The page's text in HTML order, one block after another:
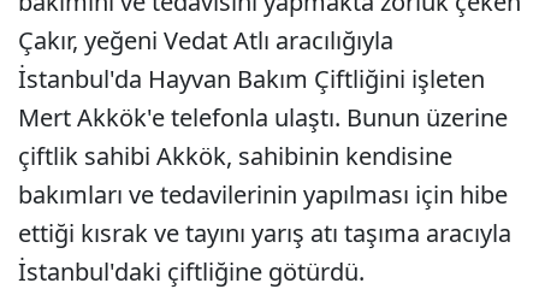
Çakır, yeğeni Vedat Atlı aracılığıyla
İstanbul'da Hayvan Bakım Çiftliğini işleten
Mert Akkök'e telefonla ulaştı. Bunun üzerine
çiftlik sahibi Akkök, sahibinin kendisine
bakımları ve tedavilerinin yapılması için hibe
ettiği kısrak ve tayını yarış atı taşıma aracıyla
İstanbul'daki çiftliğine götürdü.